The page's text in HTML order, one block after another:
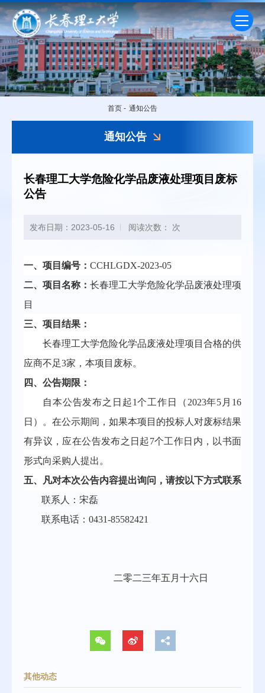
通知公告
首页 - 通知公告
长春理工大学危险化学品废液处理项目废标
公告
发布日期：2023-05-16 阅读次数： 次
一、项目编号： CCHLGDX-2023-05
二、项目名称： 长春理工大学危险化学品废液处理项
目
三、 项目结果：
长春理工大学危险化学品废液处理项目 合格的供
应商不足3家，本项目废标。
四、公告期限 ：
自本公告发布之日起1个工作日（2023年5 月 16
日）
。 在公示期间，如果本项目的投标人对废标结果
有异议，应在公告发布之日起7个工作日内，以书面
形式向采购人提出。
五、凡对本次公告内容提出询问，请按以下方式联系
联系人： 宋磊
联系电话： 0431-85582421
二零二三年五 月 十六日
其他动态